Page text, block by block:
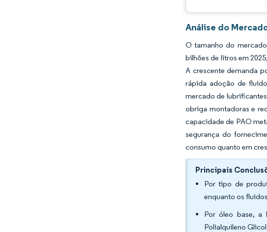
Análise do
O tamanho do
bilhões de litros em
A crescente demanda
rápida adoção de
mercado de
obriga montadoras e
capacidade de PAO
segurança do
consumo quanto em
Principais
Por tipo de
enquanto os
Por óleo base, a
Polialquileno